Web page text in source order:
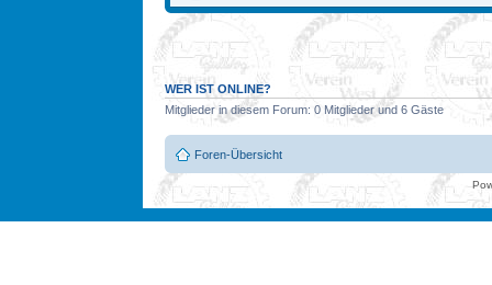
WER IST ONLINE?
Mitglieder in diesem Forum: 0 Mitglieder und 6 Gäste
Foren-Übersicht